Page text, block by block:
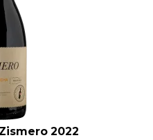
2022